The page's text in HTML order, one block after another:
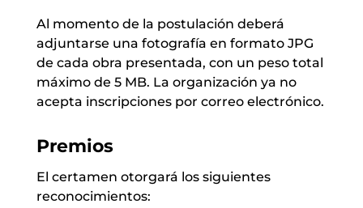
Al momento de la postulación deberá
adjuntarse una fotografía en formato JPG
de cada obra presentada, con un peso total
máximo de 5 MB. La organización ya no
acepta inscripciones por correo electrónico.
Premios
El certamen otorgará los siguientes
reconocimientos: